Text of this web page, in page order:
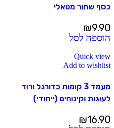
כסף שחור מטאלי
₪9.90
הוספה לסל
Quick view
Add to wishlist
מעמד 3 קומות כדורגל ורוד
לעוגות וקינוחים (ייחודי)
₪16.90